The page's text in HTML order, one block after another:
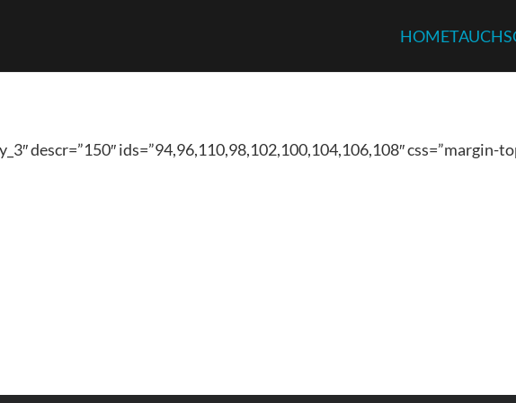
HOME
descr=”150″ ids=”94,96,110,98,102,100,104,106,108″ css=”margin-